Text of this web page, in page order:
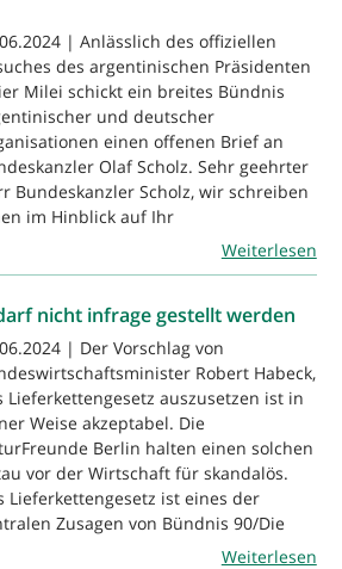
| Anlässlich des offiziellen
des argentinischen Präsidenten
Milei schickt ein breites Bündnis
und deutscher
einen offenen Brief an
Olaf Scholz. Sehr geehrter
Bundeskanzler Scholz, wir schreiben
im Hinblick auf Ihr
Weiterlesen
nicht infrage gestellt werden
| Der Vorschlag von
Robert Habeck,
Lieferkettengesetz auszusetzen ist in
Weise akzeptabel. Die
Berlin halten einen solchen
vor der Wirtschaft für skandalös.
Lieferkettengesetz ist eines der
Zusagen von Bündnis 90/Die
Weiterlesen